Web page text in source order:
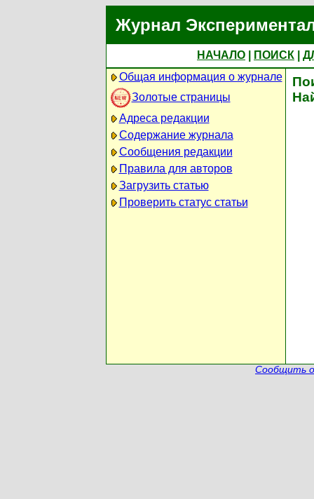
Журнал
НАЧАЛО ПОИСК
Общая информация о журнале
Золотые страницы
Адреса редакции
Содержание журнала
Сообщения редакции
Правила для авторов
Загрузить статью
Проверить статус статьи
Сообщить о